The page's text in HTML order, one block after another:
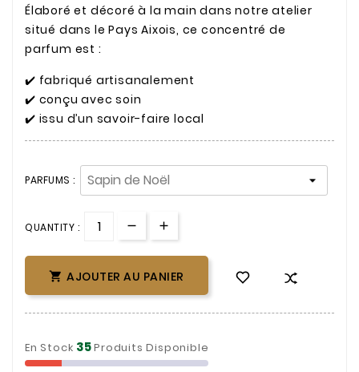
Élaboré et décoré à la main dans notre atelier
situé dans le Pays Aixois, ce concentré de
parfum est :
✔️ fabriqué artisanalement
✔️ conçu avec soin
✔️ issu d’un savoir-faire local
PARFUMS :
QUANTITY :
 AJOUTER AU PANIER
En Stock 35Produits Disponible